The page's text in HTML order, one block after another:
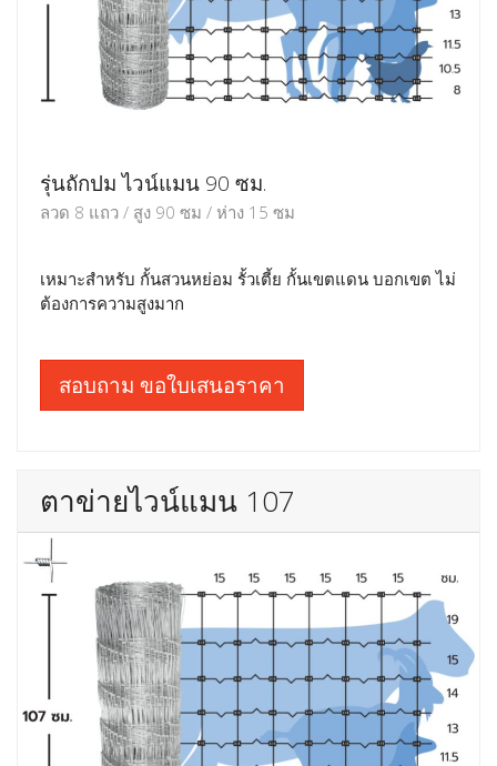
รุ่นถักปม ไวน์แมน 90 ซม.
ลวด 8 แถว / สูง 90 ซม / ห่าง 15 ซม
เหมาะสำหรับ กั้นสวนหย่อม รั้วเตี้ย กั้นเขตแดน บอกเขต ไม่
ต้องการความสูงมาก
สอบถาม ขอใบเสนอราคา
ตาข่ายไวน์แมน 107